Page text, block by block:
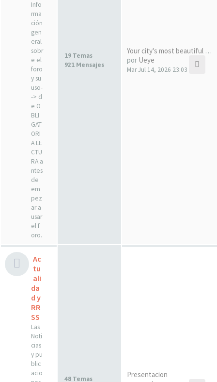
Info
rma
ción
gen
eral
sobr
e el
foro
y su
uso-
-> d
e O
BLI
GAT
ORI
A LE
CTU
RA a
ntes
de
em
pez
ar a
usar
el f
oro.
19 Temas
921 Mensajes
Your city's most beautiful gi…
por Ueye
Mar Jul 14, 2026 23:03
Ac
tu
ali
da
d y
RR
SS
Las
Noti
cias
y pu
blic
acio
48 Temas
Presentacion